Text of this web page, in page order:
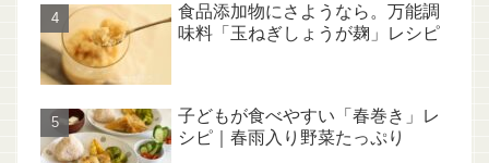
食品添加物にさようなら。万能調
味料「玉ねぎしょうが麹」レシピ
子どもが食べやすい「春巻き」レ
シピ｜春雨入り野菜たっぷり